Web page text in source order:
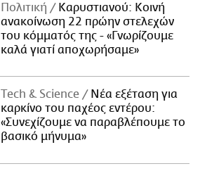
Πολιτική
Καρυστιανού: Κοινή
ανακοίνωση 22 πρώην στελεχών
του κόμματός της - «Γνωρίζουμε
καλά γιατί αποχωρήσαμε»
Τech & Science
Νέα εξέταση για
καρκίνο του παχέος εντέρου:
«Συνεχίζουμε να παραβλέπουμε το
βασικό μήνυμα»